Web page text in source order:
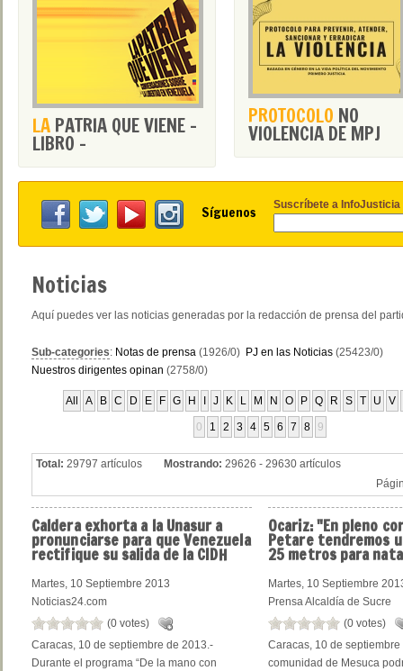
LA PATRIA QUE VIENE -
LIBRO -
PROTOCOLO NO
VIOLENCIA DE MPJ
Síguenos Suscríbete a InfoJusticia
Noticias
Aquí puedes ver las noticias generadas por la redacción de prensa del
Sub-categories: Notas de prensa (1926/0) PJ en las Noticias (25423/0)
Nuestros dirigentes opinan (2758/0)
All A B C D E F G H J K L M N O P Q R S T U V
0 1 2 3 4 5 6 7 8 9
Total: 29797 artículos Mostrando: 29626 - 29630 artículos
Calderaexhorta a la Unasur a
pronunciarse para que Venezuela
rectifique su salida de la CIDH
Martes, 10 Septiembre 2013
Noticias24.com
(0 votes)
Caracas, 10 de septiembre de 2013.-
Durante el programa “De la mano con
Ocariz:"En pleno
Petare tendremos
25 metros para
Martes, 10 Septiembre
Prensa Alcaldía de Sucre
(0 votes)
Caracas, 10 de
comunidad de Mesuca